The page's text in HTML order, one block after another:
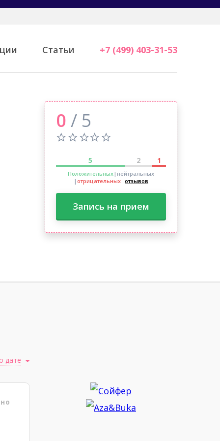
Статьи +7 (499) 403-31-53
0 / 5
5 2 1
Положительных|нейтральных
| отрицательных отзывов
Запись на прием
дате